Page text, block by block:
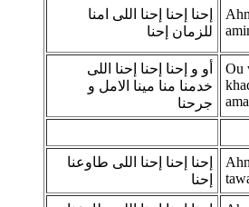
إحنا إحنا إحنا اللى امنا
للزمان إحنا
أو و إحنا إحنا إحنا اللى
خدمنا منا مينا الامل و
جرحنا
Ou
إحنا إحنا إحنا اللى طاوعنا
إحنا